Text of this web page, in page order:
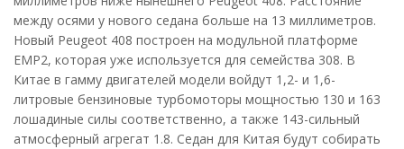
между осями у нового седана больше на 13 миллиметров.
Новый Peugeot 408 построен на модульной платформе
EMP2, которая уже используется для семейства 308. В
Китае в гамму двигателей модели войдут 1,2- и 1,6-
литровые бензиновые турбомоторы мощностью 130 и 163
лошадиные силы соответственно, а также 143-сильный
атмосферный агрегат 1.8. Седан для Китая будут собирать